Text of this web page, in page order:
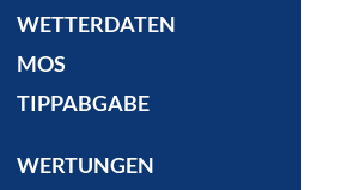
WETTERDATEN
MOS
TIPPABGABE
WERTUNGEN